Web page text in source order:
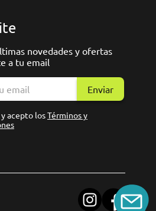
novedades y ofertas
a tu email
Enviar
acepto losTérminos y